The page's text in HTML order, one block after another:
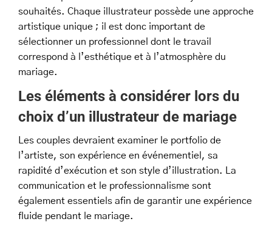
souhaités. Chaque illustrateur possède une approche
artistique unique ; il est donc important de
sélectionner un professionnel dont le travail
correspond à l’esthétique et à l’atmosphère du
mariage.
Les éléments à considérer lors du
choix d’un illustrateur de mariage
Les couples devraient examiner le portfolio de
l’artiste, son expérience en événementiel, sa
rapidité d’exécution et son style d’illustration. La
communication et le professionnalisme sont
également essentiels afin de garantir une expérience
fluide pendant le mariage.